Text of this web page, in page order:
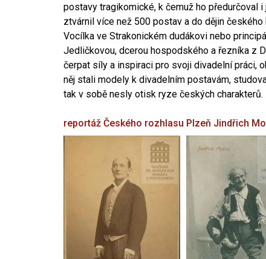
postavy tragikomické, k čemuž ho předurčoval
ztvárnil více než 500 postav a do dějin
Vocílka ve Strakonickém dudákovi nebo
Jedličkovou, dcerou hospodského a řezníka z
čerpat síly a inspiraci pro svoji divadelní práci,
něj stali modely k divadelním postavám,
tak v sobě nesly otisk ryze českých charakterů.
reportáž Českého rozhlasu Plzeň Jindřich